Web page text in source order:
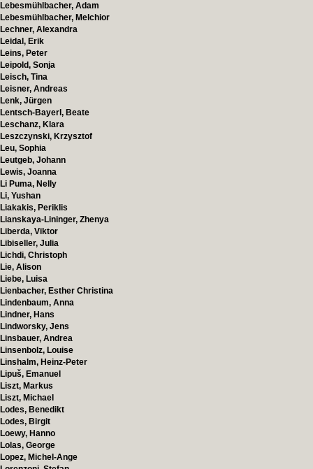
Lebesmühlbacher, Adam
Lebesmühlbacher, Melchior
Lechner, Alexandra
Leidal, Erik
Leins, Peter
Leipold, Sonja
Leisch, Tina
Leisner, Andreas
Lenk, Jürgen
Lentsch-Bayerl, Beate
Leschanz, Klara
Leszczynski, Krzysztof
Leu, Sophia
Leutgeb, Johann
Lewis, Joanna
Li Puma, Nelly
Li, Yushan
Liakakis, Periklis
Lianskaya-Lininger, Zhenya
Liberda, Viktor
Libiseller, Julia
Lichdi, Christoph
Lie, Alison
Liebe, Luisa
Lienbacher, Esther Christina
Lindenbaum, Anna
Lindner, Hans
Lindworsky, Jens
Linsbauer, Andrea
Linsenbolz, Louise
Linshalm, Heinz-Peter
Lipuš, Emanuel
Liszt, Markus
Liszt, Michael
Lodes, Benedikt
Lodes, Birgit
Loewy, Hanno
Lolas, George
Lopez, Michel-Ange